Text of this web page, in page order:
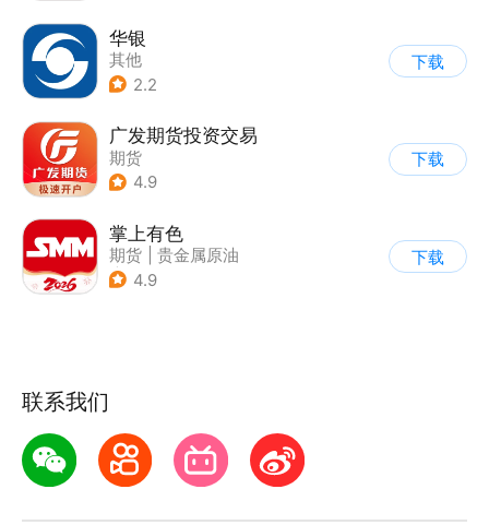
华银
其他
2.2
下载
广发期货投资交易
期货
4.9
下载
掌上有色
期货
贵金属原油
| 财经新闻
4.9
下载
联系我们